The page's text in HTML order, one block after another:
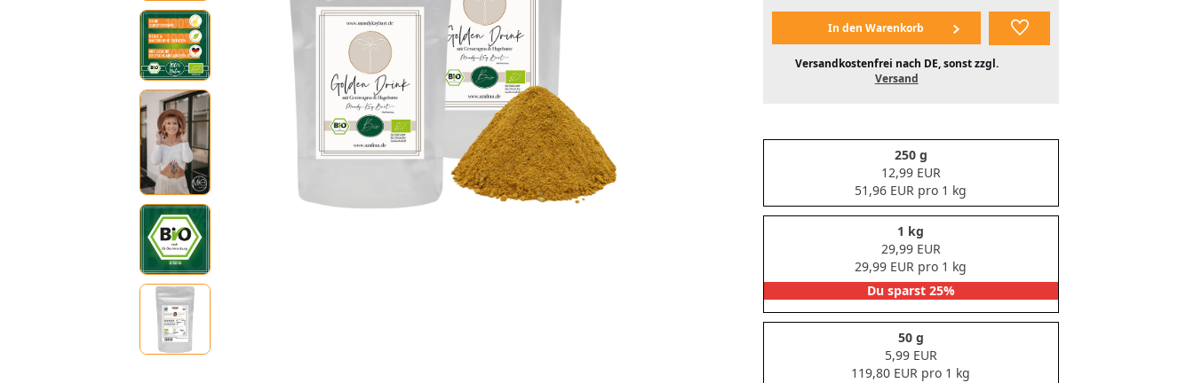
Versandkostenfrei nach DE, sonst zzgl.
Versand
250 g
12,99 EUR
51,96 EUR pro 1 kg
1 kg
29,99 EUR
29,99 EUR pro 1 kg
Du sparst 25%
50 g
5,99 EUR
119,80 EUR pro 1 kg